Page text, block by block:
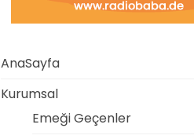
AnaSayfa
Kurumsal
Emeği Geçenler